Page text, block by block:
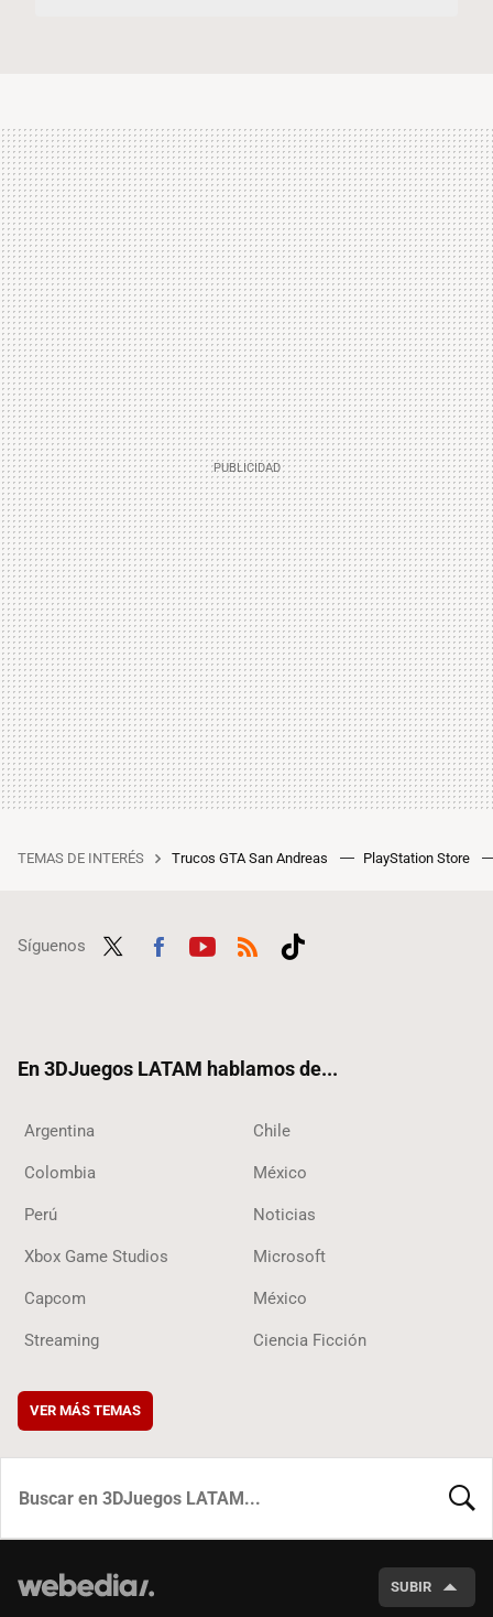
TEMAS DE INTERÉS Trucos GTA San Andreas PlayStation Store
Síguenos
En 3DJuegos LATAM hablamos de...
Argentina Chile
Colombia México
Perú Noticias
Xbox Game Studios Microsoft
Capcom México
Streaming Ciencia Ficción
VER MÁS TEMAS
SUBIR